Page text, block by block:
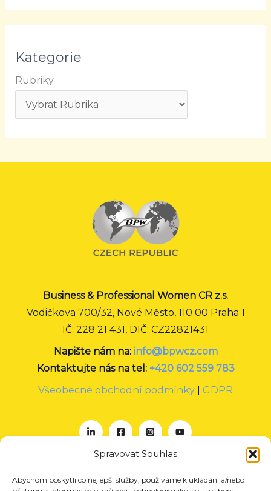
Spravovat Souhlas
Abychom poskytli co nejlepší služby, používáme k ukládání a/nebo
Kategorie
Rubriky
Business & Professional Women CR z.s.
Vodičkova 700/32, Nové Město, 110 00 Praha 1
IČ: 228 21 431, DIČ: CZ22821431
Napište nám na: info@bpwcz.com
Kontaktujte nás na tel: +420 602 559 783
Všeobecné obchodní podmínky
GDPR
O nás